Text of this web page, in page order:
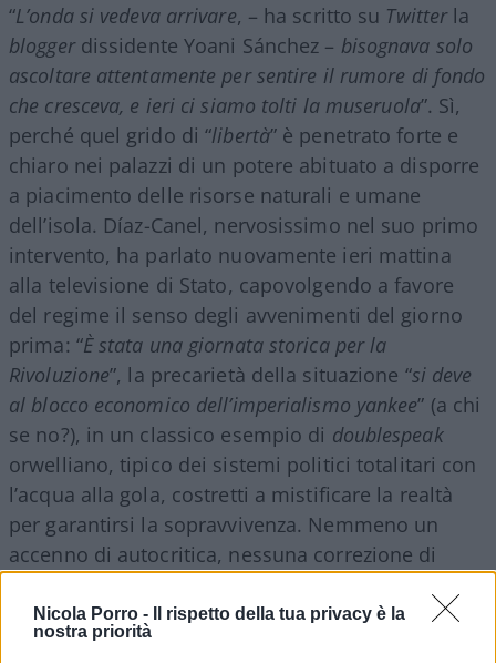
Nicola Porro -
Il rispetto della tua privacy è la
nostra priorità
“L’onda si vedeva arrivare, – ha scritto su Twitterla
bloggerdissidente Yoani Sánchez – bisognava solo
ascoltare attentamente per sentire il rumore di fondo
che cresceva, e ieri ci siamo tolti la museruola”. Sì,
perché quel grido di “libertà” è penetrato forte e
chiaro nei palazzi di un potere abituato a disporre
a piacimento delle risorse naturali e umane
dell’isola. Díaz-Canel, nervosissimo nel suo primo
intervento, ha parlato nuovamente ieri mattina
alla televisione di Stato, capovolgendo a favore
del regime il senso degli avvenimenti del giorno
prima: “È stata una giornata storica per la
Rivoluzione”, la precarietà della situazione “si deve
al blocco economico dell’imperialismo yankee” (a chi
se no?), in un classico esempio di doublespeak
orwelliano, tipico dei sistemi politici totalitari con
l’acqua alla gola, costretti a mistificare la realtà
per garantirsi la sopravvivenza. Nemmeno un
accenno di autocritica, nessuna correzione di